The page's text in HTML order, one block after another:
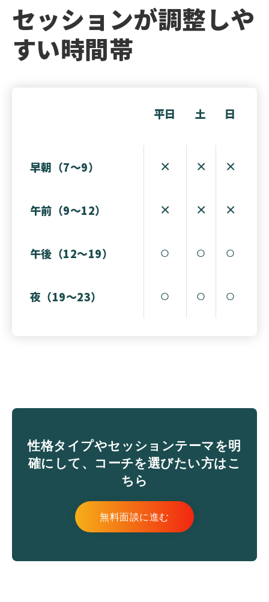
セッションが調整しや
すい時間帯
平日 土 日
早朝（7〜9） × × ×
午前（9〜12） × × ×
午後（12〜19） ○ ○ ○
夜（19〜23） ○ ○ ○
性格タイプやセッションテーマを明
確にして、コーチを選びたい方はこ
ちら
無料面談に進む